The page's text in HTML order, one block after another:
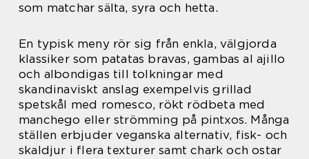
som matchar sälta, syra och hetta.
En typisk meny rör sig från enkla, välgjorda
klassiker som patatas bravas, gambas al ajillo
och albondigas till tolkningar med
skandinaviskt anslag exempelvis grillad
spetskål med romesco, rökt rödbeta med
manchego eller strömming på pintxos. Många
ställen erbjuder veganska alternativ, fisk- och
skaldjur i flera texturer samt chark och ostar